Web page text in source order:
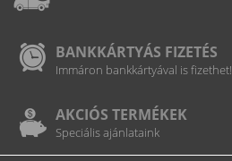
BANKKÁRTYÁS FIZETÉS
Immáron bankkártyával is fizethet!
AKCIÓS TERMÉKEK
Speciális ajánlataink